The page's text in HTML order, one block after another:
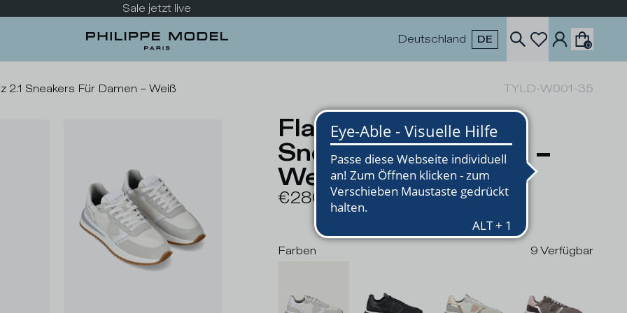
Sale jetzt live
Deutschland DE 0
2.1 Sneakers Für Damen – Weiß TYLD-W001-35
Flache Tropez 2.1
Sneakers für Damen –
Weiß
€280
Farben 9Verfügbar